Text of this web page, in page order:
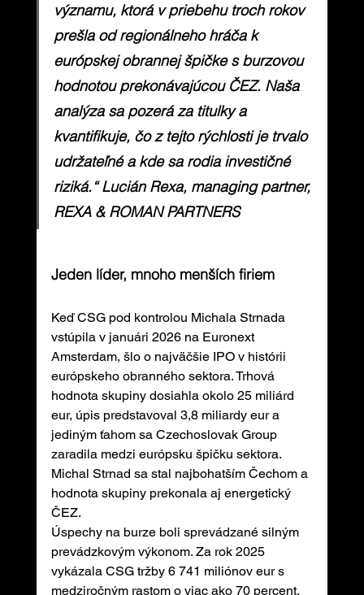
významu, ktorá v priebehu troch rokov
prešla od regionálneho hráča k
európskej obrannej špičke s burzovou
hodnotou prekonávajúcou ČEZ. Naša
analýza sa pozerá za titulky a
kvantifikuje, čo z tejto rýchlosti je trvalo
udržateľné a kde sa rodia investičné
riziká.“ Lucián Rexa, managing partner,
REXA & ROMAN PARTNERS
Jeden líder, mnoho menších firiem
Keď CSG pod kontrolou Michala Strnada
vstúpila v januári 2026 na Euronext
Amsterdam, šlo o najväčšie IPO v histórii
európskeho obranného sektora. Trhová
hodnota skupiny dosiahla okolo 25 miliárd
eur, úpis predstavoval 3,8 miliardy eur a
jediným ťahom sa Czechoslovak Group
zaradila medzi európsku špičku sektora.
Michal Strnad sa stal najbohatším Čechom a
hodnota skupiny prekonala aj energetický
ČEZ.
Úspechy na burze boli sprevádzané silným
prevádzkovým výkonom. Za rok 2025
vykázala CSG tržby 6 741 miliónov eur s
medziročným rastom o viac ako 70 percent,